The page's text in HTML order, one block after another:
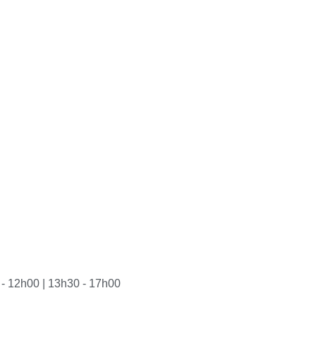
12h00 | 13h30 - 17h00